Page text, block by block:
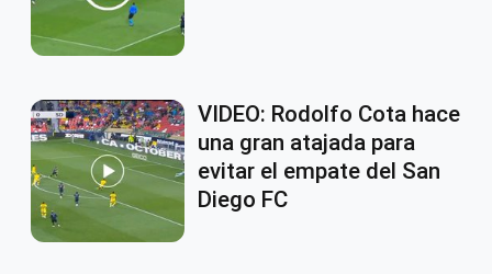
VIDEO: Rodolfo Cota hace
una gran atajada para
evitar el empate del San
Diego FC